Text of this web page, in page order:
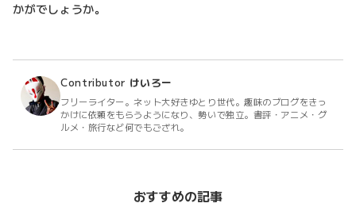
かがでしょうか。
Contributor けいろー
フリーライター。ネット大好きゆとり世代。趣味のブログをきっ
かけに依頼をもらうようになり、勢いで独立。書評・アニメ・グ
ルメ・旅行など何でもござれ。
おすすめの記事